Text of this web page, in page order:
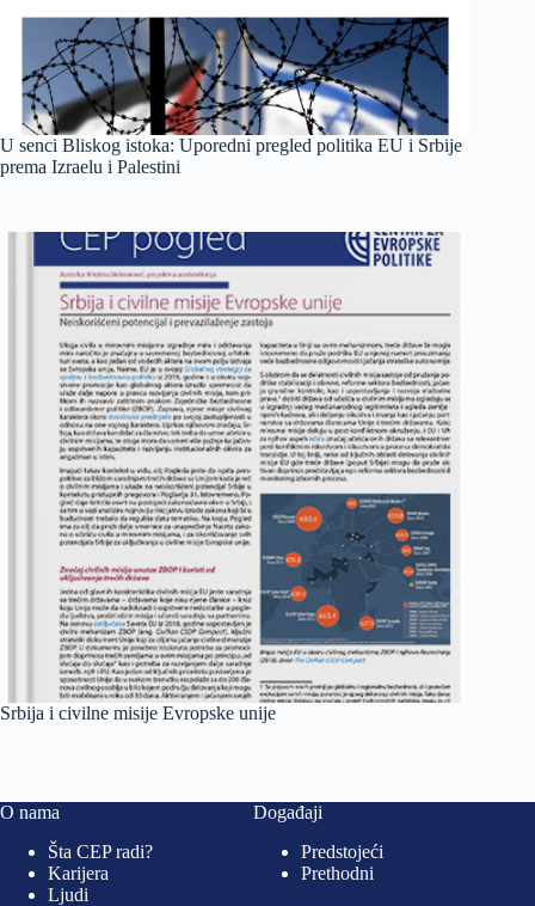
U senci Bliskog istoka: Uporedni pregled politika EU i Srbije
prema Izraelu i Palestini
Srbija i civilne misije Evropske unije
O nama
Šta CEP radi?
Karijera
Ljudi
Događaji
Predstojeći
Prethodni